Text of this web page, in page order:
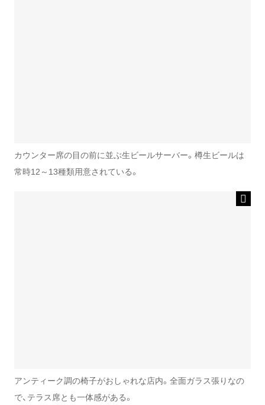
カウンター席の目の前に並ぶ生ビールサーバー。樽生ビールは
常時12～13種類用意されている。
アンティーク調の椅子がおしゃれな店内。全面ガラス張りなの
で、テラス席とも一体感がある。